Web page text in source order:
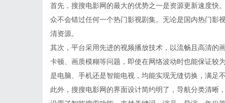
首先，搜搜电影网的最大的优势之一是资源更新速度快
众不会错过任何一个热门影视剧集。无论是国内热门影
清资源。
其次，平台采用先进的视频播放技术，以流畅且高清的
卡顿、画质模糊等问题，即使在网络波动时也能保证较
是电脑、手机还是智能电视，均能实现无缝切换，满足
此外，搜搜电影网的界面设计简约明了，导航分类清晰